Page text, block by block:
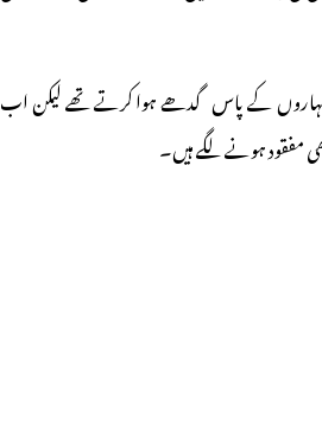
کے پاس گدھے ہوا کرتے تھے لیکن اب
مفقود ہونے لگے ہیں۔